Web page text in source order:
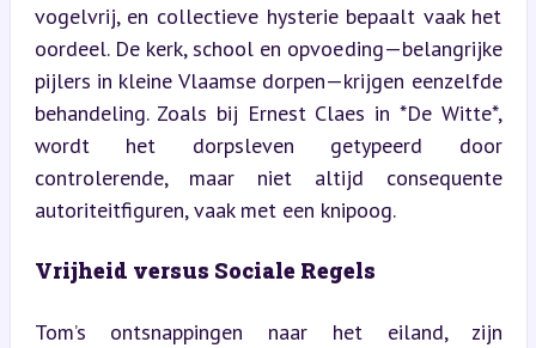
vogelvrij, en collectieve hysterie bepaalt vaak het
oordeel. De kerk, school en opvoeding—belangrijke
pijlers in kleine Vlaamse dorpen—krijgen eenzelfde
behandeling. Zoals bij Ernest Claes in *De Witte*,
wordt het dorpsleven getypeerd door
controlerende, maar niet altijd consequente
autoriteitfiguren, vaak met een knipoog.
Vrijheid versus Sociale Regels
Tom’s ontsnappingen naar het eiland, zijn